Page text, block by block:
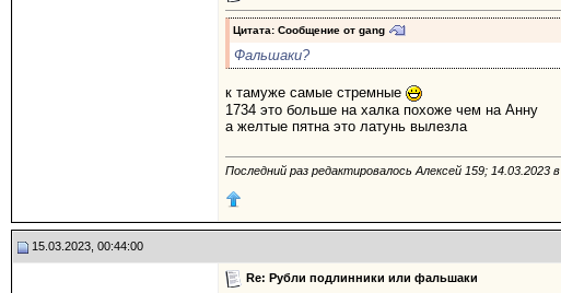
Цитата: Сообщение от gang
Фальшаки?
к тамуже самые стремные
1734 это больше на халка похоже чем на Анну
а желтые пятна это латунь вылезла
Последний раз редактировалось Алексей 159; 14.03.2023 в
15.03.2023, 00:44:00
Re: Рубли подлинники или фальшаки